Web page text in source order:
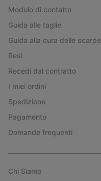
Modulo di contatto
Guida alle taglie
Guida alla cura delle scarpe
Resi
Recedi dal contratto
I miei ordini
Spedizione
Pagamento
Domande frequenti
Chi Siamo